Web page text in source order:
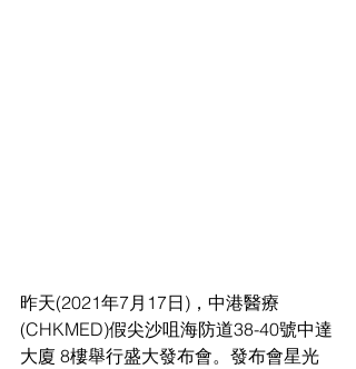
昨天(2021年7月17日)，中港醫療
(CHKMED)假尖沙咀海防道38-40號中達
大廈 8樓舉行盛大發布會。發布會星光